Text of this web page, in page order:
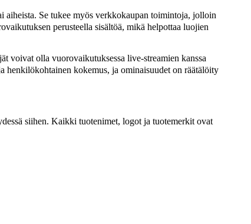
Se tukee myös verkkokaupan toimintoja, jolloin
perusteella sisältöä, mikä helpottaa luojien
voivat olla vuorovaikutuksessa live-streamien kanssa
henkilökohtainen kokemus, ja ominaisuudet on räätälöity
siihen. Kaikki tuotenimet, logot ja tuotemerkit ovat